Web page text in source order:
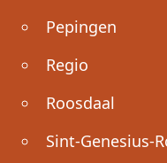
Pepingen
Regio
Roosdaal
Sint-Genesius-